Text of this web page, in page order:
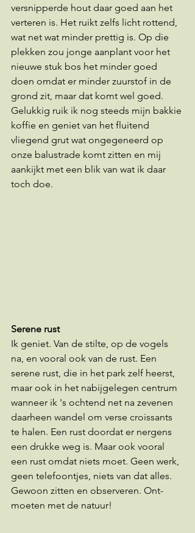
versnipperde hout daar goed aan het
verteren is. Het ruikt zelfs licht rottend,
wat net wat minder prettig is. Op die
plekken zou jonge aanplant voor het
nieuwe stuk bos het minder goed
doen omdat er minder zuurstof in de
grond zit, maar dat komt wel goed.
Gelukkig ruik ik nog steeds mijn bakkie
koffie en geniet van het fluitend
vliegend grut wat ongegeneerd op
onze balustrade komt zitten en mij
aankijkt met een blik van wat ik daar
toch doe.
Serene rust
Ik geniet. Van de stilte, op de vogels
na, en vooral ook van de rust. Een
serene rust, die in het park zelf heerst,
maar ook in het nabijgelegen centrum
wanneer ik 's ochtend net na zevenen
daarheen wandel om verse croissants
te halen. Een rust doordat er nergens
een drukke weg is. Maar ook vooral
een rust omdat niets moet. Geen werk,
geen telefoontjes, niets van dat alles.
Gewoon zitten en observeren. Ont-
moeten met de natuur!